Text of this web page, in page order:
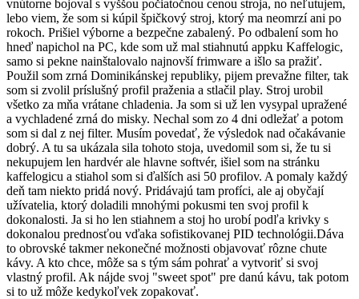
vnútorne bojoval s vyššou počiatočnou cenou stroja, no neľutujem,
lebo viem, že som si kúpil špičkový stroj, ktorý ma neomrzí ani po
rokoch. Prišiel výborne a bezpečne zabalený. Po odbalení som ho
hneď napichol na PC, kde som už mal stiahnutú appku Kaffelogic,
samo si pekne nainštalovalo najnovší frimware a išlo sa pražiť.
Použil som zrná Dominikánskej republiky, pijem prevažne filter, tak
som si zvolil príslušný profil praženia a stlačil play. Stroj urobil
všetko za mňa vrátane chladenia. Ja som si už len vysypal upražené
a vychladené zrná do misky. Nechal som zo 4 dni odležať a potom
som si dal z nej filter. Musím povedať, že výsledok nad očakávanie
dobrý. A tu sa ukázala sila tohoto stoja, uvedomil som si, že tu si
nekupujem len hardvér ale hlavne softvér, išiel som na stránku
kaffelogicu a stiahol som si ďalších asi 50 profilov. A pomaly každý
deň tam niekto pridá nový. Pridávajú tam profíci, ale aj obyčají
užívatelia, ktorý doladili mnohými pokusmi ten svoj profil k
dokonalosti. Ja si ho len stiahnem a stoj ho urobí podľa krivky s
dokonalou prednosťou vďaka sofistikovanej PID technológii.Dáva
to obrovské takmer nekonečné možnosti objavovať rôzne chute
kávy. A kto chce, môže sa s tým sám pohrať a vytvoriť si svoj
vlastný profil. Ak nájde svoj "sweet spot" pre danú kávu, tak potom
si to už môže kedykoľvek zopakovať.